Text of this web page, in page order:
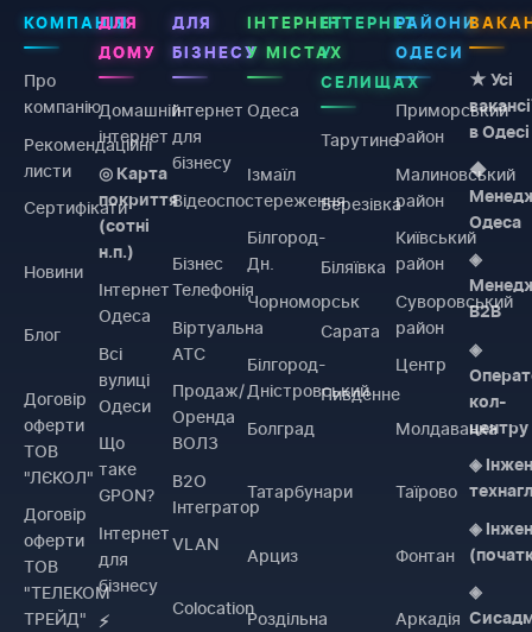
КОМПАНІЯ
Про
компанію
Рекомендаційні
листи
Сертифікати
Новини
Блог
Договiр
оферти
ТОВ
"ЛЄКОЛ"
Договiр
оферти
ТОВ
"ТЕЛЕКОМ
ТРЕЙД"
ДЛЯ
ДОМУ
Домашній
інтернет
◎ Карта
покриття
(сотні
н.п.)
Інтернет
Одеса
Всі
вулиці
Одеси
Що
таке
GPON?
Інтернет
для
бізнесу
⚡
ДЛЯ
БІЗНЕСУ
Інтернет
для
бізнесу
Відеоспостереження
Бізнес
Телефонія
Віртуальна
АТС
Продаж/
Оренда
ВОЛЗ
B2O
Інтегратор
VLAN
Colocation
ІНТЕРНЕТ
У МІСТАХ
Одеса
Ізмаїл
Білгород-
Дн.
Чорноморськ
Білгород-
Дністровський
Болград
Татарбунари
Арциз
Роздільна
ІНТЕРНЕТ
У
СЕЛИЩАХ
Тарутине
Березівка
Біляївка
Сарата
Пивденне
РАЙОНИ
ОДЕСИ
Приморський
район
Малиновський
район
Київський
район
Суворовський
район
Центр
Молдаванка
Таїрово
Фонтан
Аркадія
★ Усі
в Одесі
◆
Одеса
◈
B2B
◈
кол-
центру
◈
◈
◈